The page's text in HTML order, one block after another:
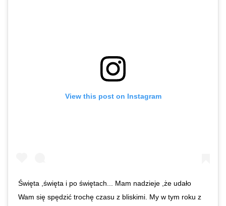
View this post on Instagram
Święta ,święta i po świętach... Mam nadzieje ,że udało
Wam się spędzić trochę czasu z bliskimi. My w tym roku z